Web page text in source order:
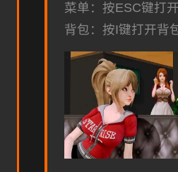
菜单：按ESC键打
背包：按I键打开背